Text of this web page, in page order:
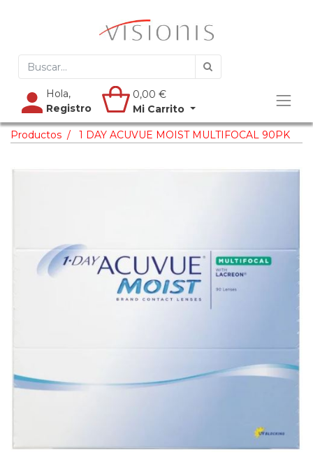
Hola,
Registro
0,00 €
Mi Carrito
Productos 1 DAY ACUVUE MOIST MULTIFOCAL 90PK